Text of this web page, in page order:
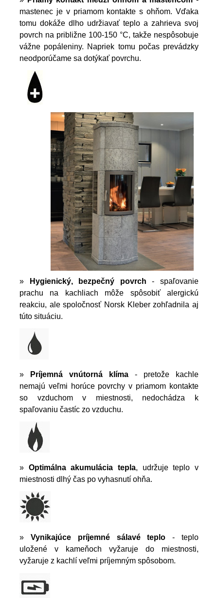
mastenec je v priamom kontakte s ohňom. Vďaka
tomu dokáže dlho udržiavať teplo a zahrieva svoj
povrch na približne 100-150 °C, takže nespôsobuje
vážne popáleniny. Napriek tomu počas prevádzky
neodporúčame sa dotýkať povrchu.
» Hygienický, bezpečný povrch - spaľovanie
prachu na kachliach môže spôsobiť alergickú
reakciu, ale spoločnosť Norsk Kleber zohľadnila aj
túto situáciu.
» Príjemná vnútorná klíma - pretože kachle
nemajú veľmi horúce povrchy v priamom kontakte
so vzduchom v miestnosti, nedochádza k
spaľovaniu častíc zo vzduchu.
» Optimálna akumulácia tepla, udržuje teplo v
miestnosti dlhý čas po vyhasnutí ohňa.
» Vynikajúce príjemné sálavé teplo - teplo
uložené v kameňoch vyžaruje do miestnosti,
vyžaruje z kachlí veľmi príjemným spôsobom.